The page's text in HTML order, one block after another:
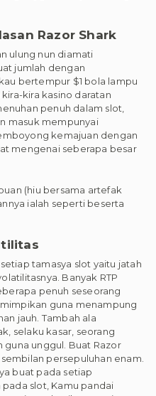
Razor Shark
ulung nun diamati
jumlah dengan
bertempur $1 bola lampu
kira-kira kasino daratan
penuh dalam slot,
masuk mempunyai
kemajuan dengan
mengenai seberapa besar
(hiu bersama artefak
ialah seperti beserta
tamasya slot yaitu jatah
Banyak RTP
penuh seseorang
guna menampung
jauh. Tambah ala
selaku kasar, seorang
unggul. Buat Razor
persepuluhan enam.
buat pada setiap
slot, Kamu pandai